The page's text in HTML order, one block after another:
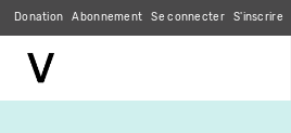
Donation Abonnement Se connecter S'inscrire